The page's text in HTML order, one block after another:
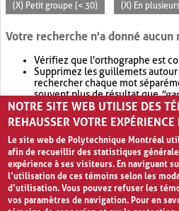
(X) Petit groupe (< 30) (X) En
Votre recherche n'a donné aucun
Vérifiez que l'orthographe est
Supprimez les guillemets
rechercher chaque mot
souvent plus de résultat que
Envisagez d'élargir votre
retournera souvent plus de
NOTRE SITE WEB UTILISE DES
REHAUSSER VOTRE
Le site web de Polytechnique Montréal
afin de recueillir des statistiques
expérience à ses visiteurs. En naviguant
l’utilisation de ces témoins selon les
d’utilisation. Vous pouvez refuser les
vos paramètres de navigation. Pour en